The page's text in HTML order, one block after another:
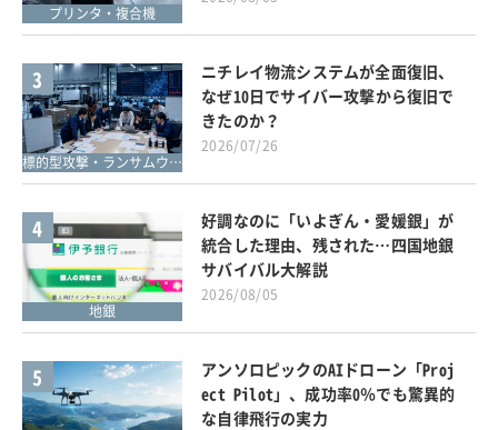
プリンタ・複合機
3
標的型攻撃・ランサムウェア対策
ニチレイ物流システムが全面復旧、
なぜ10日でサイバー攻撃から復旧で
きたのか？
2026/07/26
4
地銀
好調なのに「いよぎん・愛媛銀」が
統合した理由、残された…四国地銀
サバイバル大解説
2026/08/05
5
アンソロピックのAIドローン「Proj
ect Pilot」、成功率0％でも驚異的
な自律飛行の実力